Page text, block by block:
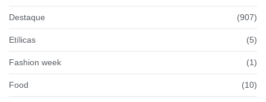
Destaque (907)
Etílicas (5)
Fashion week (1)
Food (10)